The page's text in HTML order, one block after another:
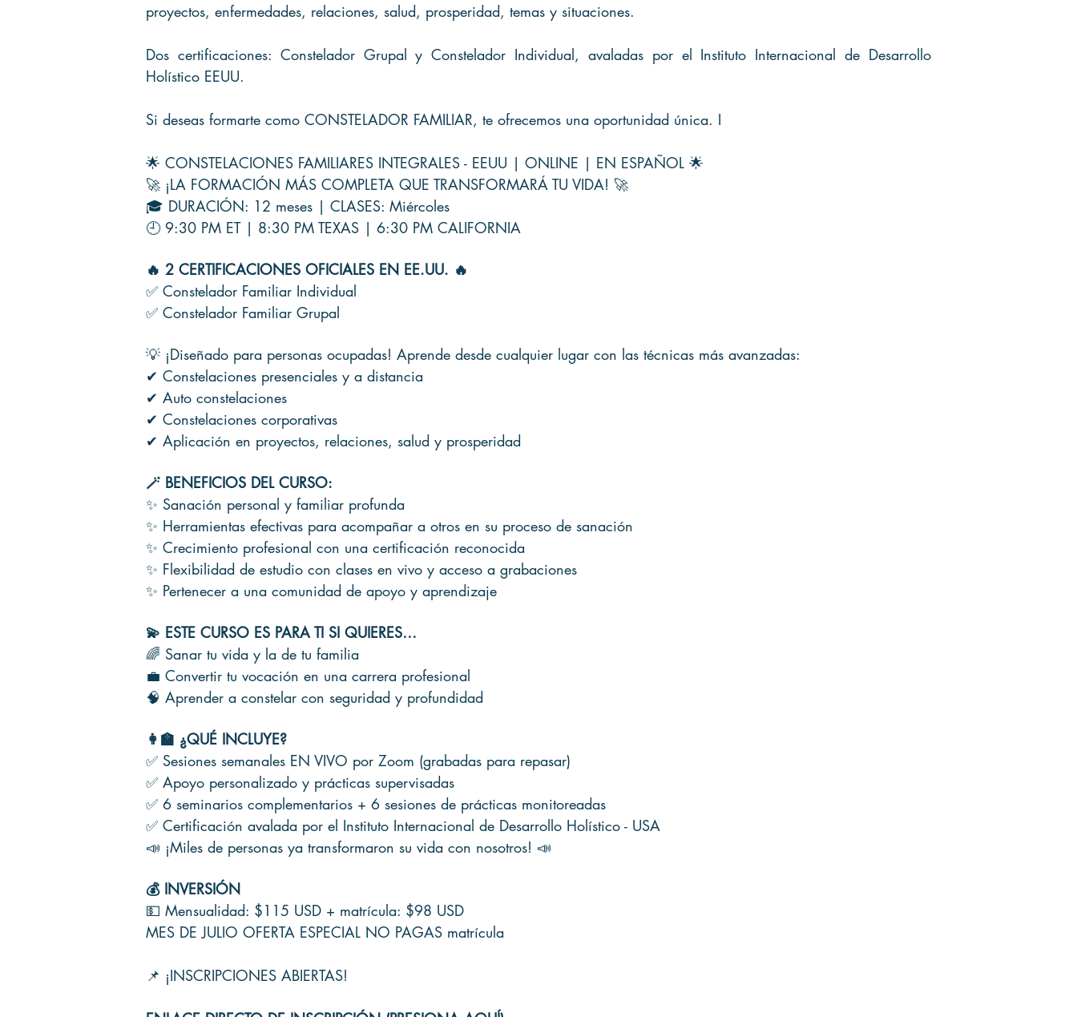
proyectos, enfermedades, relaciones, salud, prosperidad, temas y situaciones.
Dos certificaciones: Constelador Grupal y Constelador Individual, avaladas por el Instituto Internacional de Desarrollo
Holístico EEUU.
Si deseas formarte como CONSTELADOR FAMILIAR, te ofrecemos una oportunidad única. I
🌟 CONSTELACIONES FAMILIARES INTEGRALES - EEUU | ONLINE | EN ESPAÑOL 🌟
🚀 ¡LA FORMACIÓN MÁS COMPLETA QUE TRANSFORMARÁ TU VIDA! 🚀
🎓 DURACIÓN: 12 meses | CLASES: Miércoles
🕘 9:30 PM ET | 8:30 PM TEXAS | 6:30 PM CALIFORNIA
🔥 2 CERTIFICACIONES OFICIALES EN EE.UU. 🔥
✅ Constelador Familiar Individual
✅ Constelador Familiar Grupal
💡 ¡Diseñado para personas ocupadas! Aprende desde cualquier lugar con las técnicas más avanzadas:
✔ Constelaciones presenciales y a distancia
✔ Auto constelaciones
✔ Constelaciones corporativas
✔ Aplicación en proyectos, relaciones, salud y prosperidad
🪄 BENEFICIOS DEL CURSO:
✨ Sanación personal y familiar profunda
✨ Herramientas efectivas para acompañar a otros en su proceso de sanación
✨ Crecimiento profesional con una certificación reconocida
✨ Flexibilidad de estudio con clases en vivo y acceso a grabaciones
✨ Pertenecer a una comunidad de apoyo y aprendizaje
💫 ESTE CURSO ES PARA TI SI QUIERES…
🌈 Sanar tu vida y la de tu familia
💼 Convertir tu vocación en una carrera profesional
🧠 Aprender a constelar con seguridad y profundidad
👩‍🏫 ¿QUÉ INCLUYE?
✅ Sesiones semanales EN VIVO por Zoom (grabadas para repasar)
✅ Apoyo personalizado y prácticas supervisadas
✅ 6 seminarios complementarios + 6 sesiones de prácticas monitoreadas
✅ Certificación avalada por el Instituto Internacional de Desarrollo Holístico - USA
📣 ¡Miles de personas ya transformaron su vida con nosotros! 📣
💰 INVERSIÓN
💵 Mensualidad: $115 USD + matrícula: $98 USD
MES DE JULIO OFERTA ESPECIAL NO PAGAS matrícula
📌 ¡INSCRIPCIONES ABIERTAS!